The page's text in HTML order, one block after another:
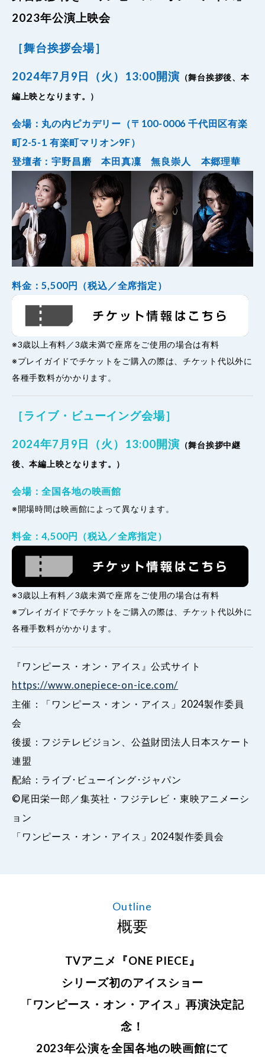
2023年公演上映会
［舞台挨拶会場］
2024年7月9日（火）13:00開演 （舞台挨拶後、本
編上映となります。）
会場：丸の内ピカデリー（〒100-0006 千代田区有楽
町2-5-1 有楽町マリオン9F）
登壇者：宇野昌磨 本田真凜 無良崇人 本郷理華
料金：5,500円（税込／全席指定）
※3歳以上有料／3歳未満で座席をご使用の場合は有料
※プレイガイドでチケットをご購入の際は、チケット代以外に
各種手数料がかかります。
［ライブ・ビューイング会場］
2024年7月9日（火）13:00開演 （舞台挨拶中継
後、本編上映となります。）
会場：全国各地の映画館
※開場時間は映画館によって異なります。
料金：4,500円（税込／全席指定）
※3歳以上有料／3歳未満で座席をご使用の場合は有料
※プレイガイドでチケットをご購入の際は、チケット代以外に
各種手数料がかかります。
『ワンピース・オン・アイス』公式サイト
https://www.onepiece-on-ice.com/
主催：「ワンピース・オン・アイス」2024製作委員
会
後援：フジテレビジョン、公益財団法人日本スケート
連盟
配給：ライブ･ビューイング･ジャパン
©尾田栄一郎／集英社・フジテレビ・東映アニメーシ
ョン
「ワンピース・オン・アイス」2024製作委員会
Outline
概要
TVアニメ『ONE PIECE』
シリーズ初のアイスショー
「ワンピース・オン・アイス」再演決定記
念！
2023年公演を全国各地の映画館にて